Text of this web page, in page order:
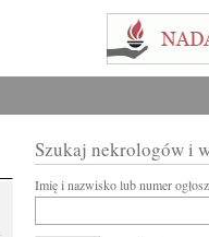
Szukaj nekrologów i
Imię i nazwisko lub numer